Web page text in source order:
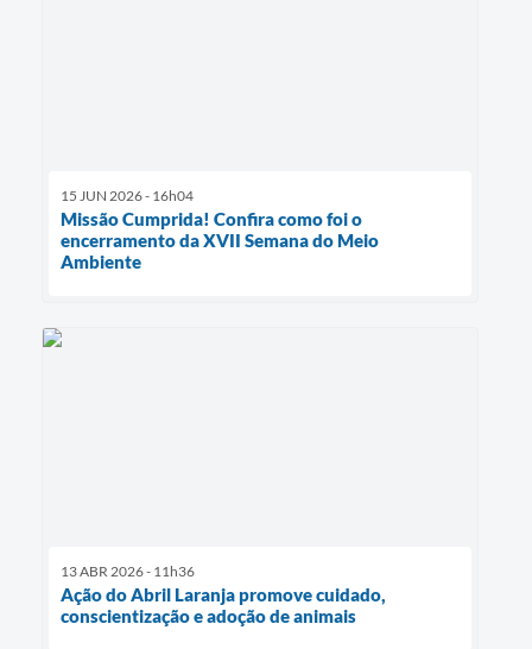
15 JUN 2026 - 16h04
Missão Cumprida! Confira como foi o
encerramento da XVII Semana do Meio
Ambiente
13 ABR 2026 - 11h36
Ação do Abril Laranja promove cuidado,
conscientização e adoção de animais